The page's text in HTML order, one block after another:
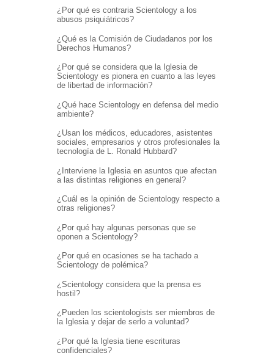
¿Por qué es contraria Scientology a los
abusos psiquiátricos?
¿Qué es la Comisión de Ciudadanos por los
Derechos Humanos?
¿Por qué se considera que la Iglesia de
Scientology es pionera en cuanto a las leyes
de libertad de información?
¿Qué hace Scientology en defensa del medio
ambiente?
¿Usan los médicos, educadores, asistentes
sociales, empresarios y otros profesionales la
tecnología de L. Ronald Hubbard?
¿Interviene la Iglesia en asuntos que afectan
a las distintas religiones en general?
¿Cuál es la opinión de Scientology respecto a
otras religiones?
¿Por qué hay algunas personas que se
oponen a Scientology?
¿Por qué en ocasiones se ha tachado a
Scientology de polémica?
¿Scientology considera que la prensa es
hostil?
¿Pueden los scientologists ser miembros de
la Iglesia y dejar de serlo a voluntad?
¿Por qué la Iglesia tiene escrituras
confidenciales?